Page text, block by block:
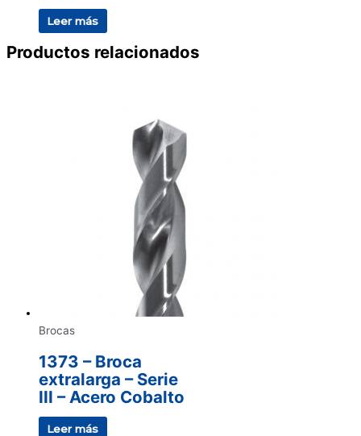
Leer más
Productos relacionados
Brocas
1373 – Broca
extralarga – Serie
III – Acero Cobalto
Leer más